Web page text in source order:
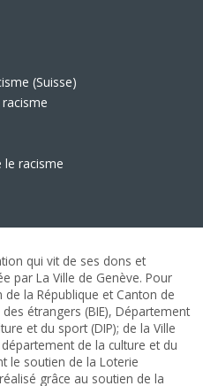
(Suisse)
racisme
qui vit de ses dons et
par La Ville de Genève. Pour
la République et Canton de
étrangers (BIE), Département
et du sport (DIP); de la Ville
de la culture et du
le soutien de la Loterie
grâce au soutien de la